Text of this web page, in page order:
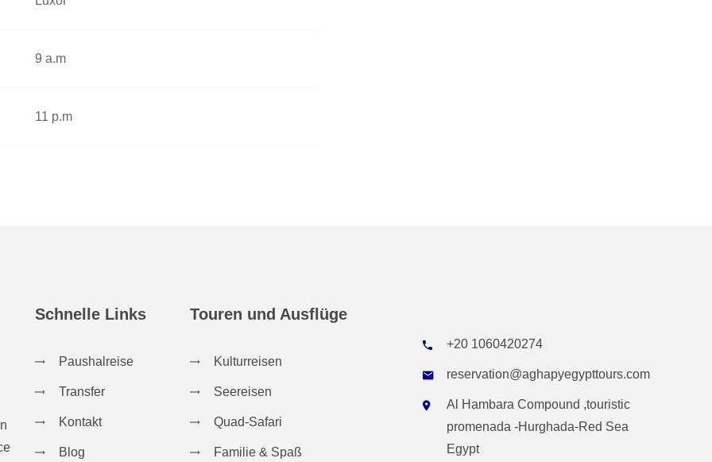
9 a.m
11 p.m
Schnelle Links
Paushalreise
Transfer
Kontakt
Blog
Touren und Ausflüge
Kulturreisen
Seereisen
Quad-Safari
Familie & Spaß
+20 1060420274
reservation@aghapyegypttours.com
Al Hambara Compound ,touristic
promenada -Hurghada-Red Sea
Egypt